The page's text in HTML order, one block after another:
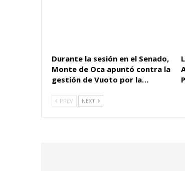
Durante la sesión en el Senado,
Monte de Oca apuntó contra la
gestión de Vuoto por la…
PREV NEXT